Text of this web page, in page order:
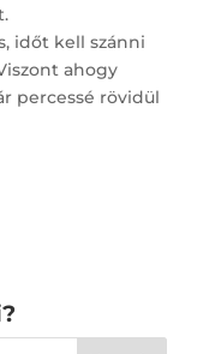
időt kell szánni
ahogy
percessé rövidül